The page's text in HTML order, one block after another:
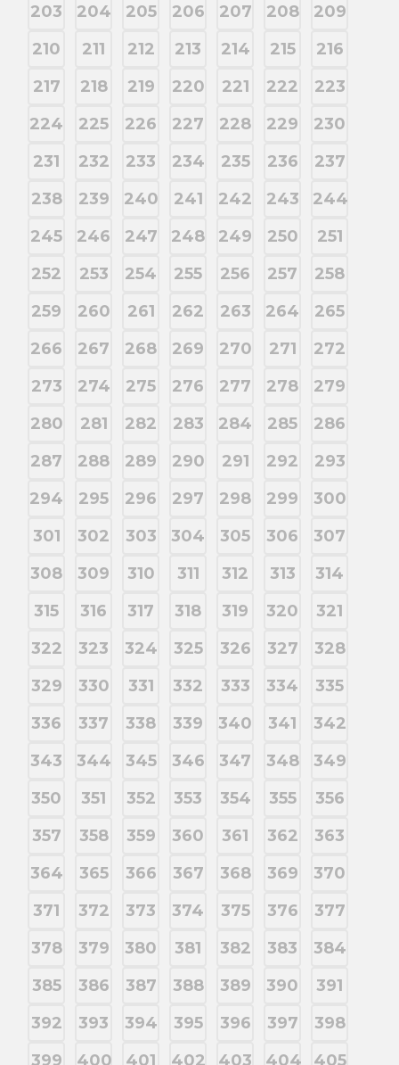
203
204 205 206 207 208
209
210
211 212 213 214 215
216
217
218 219 220 221 222
223
224
225 226 227 228 229
230
231
232 233 234 235 236
237
238
239 240 241 242 243
244
245
246 247 248 249 250
251
252
253 254 255 256 257
258
259
260 261 262 263 264
265
266
267 268 269 270 271
272
273
274 275 276 277 278
279
280
281 282 283 284 285
286
287
288 289 290 291 292
293
294
295 296 297 298 299
300
301
302 303 304 305 306
307
308
309 310 311 312 313
314
315
316 317 318 319 320
321
322
323 324 325 326 327
328
329
330 331 332 333 334
335
336
337 338 339 340 341
342
343
344 345 346 347 348
349
350
351 352 353 354 355
356
357
358 359 360 361 362
363
364
365 366 367 368 369
370
371
372 373 374 375 376
377
378
379 380 381 382 383
384
385
386 387 388 389 390
391
392
393 394 395 396 397
398
399
400 401 402 403 404 405